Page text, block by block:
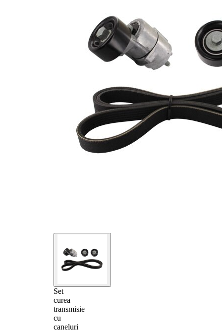
Set
curea
transmisie
cu
caneluri
substante
SVHC
EPDM
(etilen
propilen
Listă de piese de schimb
Nume articol
Număr
articol
Cantitate
ghidare/conducere,
curea transmisie
VKM
65038
Intinzator curea,
curea distributie
VKM